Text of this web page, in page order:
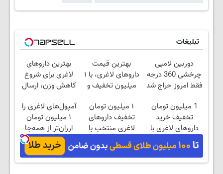
تبلیغات
دوربین لامپی
چرخشی 360 درجه
فقط امروز حراج شد
منزل
بهترین قیمت
داروهای لاغری، با ۱
میلیون تخفیف و
بهترین داروهای
لاغری برای شروع
کاهش وزن، ارسال
نزدیکت!
1 میلیون تومان
تخفیف خرید
داروهای لاغری با
ارسال از داروخانه و
پک یخ!
۱ میلیون تومان
تخفیف داروهای
لاغری منتخب با
ارسال از داروخانه
نزدیکت
آمپول‌های لاغری را
۱ میلیون تومان
ارزان‌تر از همه‌جا
بخر!